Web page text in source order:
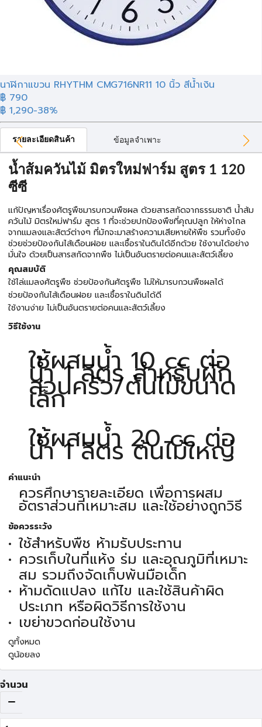
นาฬิกาแขวน RHYTHM CMG716NR11 10 นิ้ว สีน้ำเงิน
฿ 790
฿ 1,290-38%
รายละเอียดสินค้า ข้อมูลจำเพาะ
น้ำส้มควันไม้ มิตรใหม่ฟาร์ม สูตร 1 120
ซีซี
แก้ปัญหาเรื่องศัตรูพืชมารบกวนพืชผล ด้วยสารสกัดจากธรรมชาติ น้ำส้ม
ควันไม้ มิตรใหม่ฟาร์ม สูตร 1 ที่จะช่วยปกป้องพืชที่คุณปลูก ให้ห่างไกล
จากแมลงและสัตว์ต่างๆ ที่มักจะมาสร้างความเสียหายให้พืช รวมทั้งยัง
ช่วยช่วยป้องกันไส้เดือนฝอย และเชื้อราในดินได้อีกด้วย ใช้งานได้อย่าง
มั่นใจ ด้วยเป็นสารสกัดจากพืช ไม่เป็นอันตรายต่อคนและสัตว์เลี้ยง
คุณสมบัติ
ใช้ไล่แมลงศัตรูพืช ช่วยป้องกันศัตรูพืช ไม่ให้มารบกวนพืชผลได้
ช่วยป้องกันไส้เดือนฝอย และเชื้อราในดินได้ดี
ใช้งานง่าย ไม่เป็นอันตรายต่อคนและสัตว์เลี้ยง
วิธีใช้งาน
ใช้ผสมน้ำ 10 cc ต่อ
น้ำ 1 ลิตร สำหรับผัก
สวนครัว/ต้นไม้ขนาด
เล็ก
ใช้ผสมน้ำ 20 cc ต่อ
น้ำ 1 ลิตร ต้นไม้ใหญ่
คำแนะนำ
ควรศึกษารายละเอียด เพื่อการผสม
อัตราส่วนที่เหมาะสม และใช้อย่างถูกวิธี
ข้อควรระวัง
ใช้สำหรับพืช ห้ามรับประทาน
ควรเก็บในที่แห้ง ร่ม และอุณภูมิที่เหมาะ
สม รวมถึงจัดเก็บพ้นมือเด็ก
ห้ามดัดแปลง แก้ไข และใช้สินค้าผิด
ประเภท หรือผิดวิธีการใช้งาน
เขย่าขวดก่อนใช้งาน
ดูทั้งหมด
ดูน้อยลง
จำนวน